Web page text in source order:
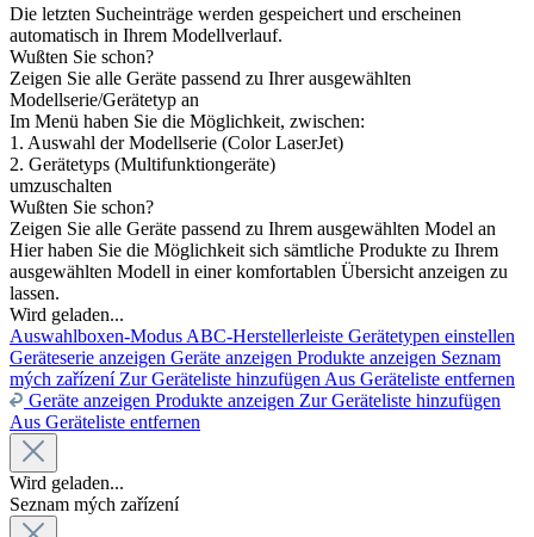
Die letzten Sucheinträge werden gespeichert und erscheinen
automatisch in Ihrem Modellverlauf.
Wußten Sie schon?
Zeigen Sie alle Geräte passend zu Ihrer ausgewählten
Modellserie/Gerätetyp an
Im Menü haben Sie die Möglichkeit, zwischen:
1. Auswahl der Modellserie (Color LaserJet)
2. Gerätetyps (Multifunktiongeräte)
umzuschalten
Wußten Sie schon?
Zeigen Sie alle Geräte passend zu Ihrem ausgewählten Model an
Hier haben Sie die Möglichkeit sich sämtliche Produkte zu Ihrem
ausgewählten Modell in einer komfortablen Übersicht anzeigen zu
lassen.
Wird geladen...
Auswahlboxen-Modus ABC-Herstellerleiste Gerätetypen einstellen
Geräteserie anzeigen Geräte anzeigen Produkte anzeigen Seznam
mých zařízení Zur Geräteliste hinzufügen Aus Geräteliste entfernen
Geräte anzeigen Produkte anzeigen Zur Geräteliste hinzufügen
Aus Geräteliste entfernen
Wird geladen...
Seznam mých zařízení